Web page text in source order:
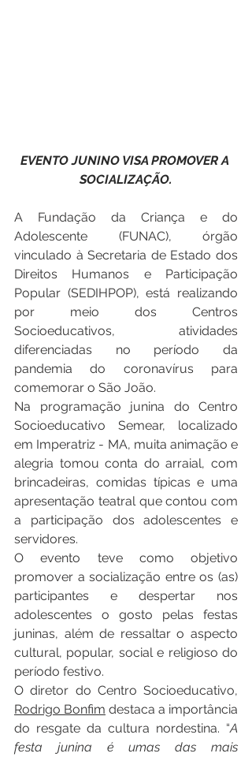
EVENTO JUNINO VISA PROMOVER A
SOCIALIZAÇÃO.
A Fundação da Criança e do
Adolescente (FUNAC), órgão
vinculado à Secretaria de Estado dos
Direitos Humanos e Participação
Popular (SEDIHPOP), está realizando
por meio dos Centros
Socioeducativos, atividades
diferenciadas no período da
pandemia do coronavírus para
comemorar o São João.
Na programação junina do Centro
Socioeducativo Semear, localizado
em Imperatriz - MA, muita animação e
alegria tomou conta do arraial, com
brincadeiras, comidas típicas e uma
apresentação teatral que contou com
a participação dos adolescentes e
servidores.
O evento teve como objetivo
promover a socialização entre os (as)
participantes e despertar nos
adolescentes o gosto pelas festas
juninas, além de ressaltar o aspecto
cultural, popular, social e religioso do
período festivo.
Rodrigo Bonfim destaca a importância
do resgate da cultura nordestina. “A
festa junina é umas das mais